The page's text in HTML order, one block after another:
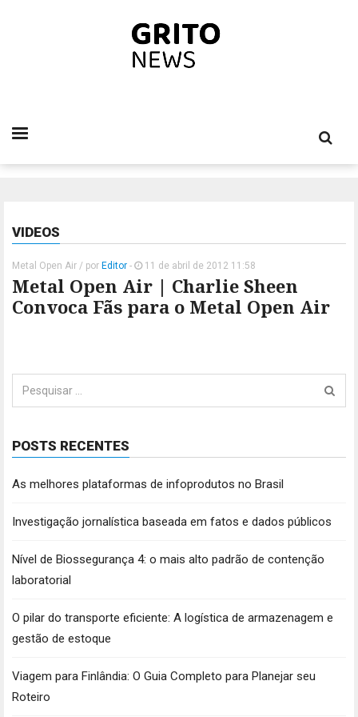
VIDEOS
Metal Open Air / por Editor - 11 de abril de 2012 11:58
Metal Open Air | Charlie Sheen
Convoca Fãs para o Metal Open Air
Pesquisar
por:
POSTS RECENTES
As melhores plataformas de infoprodutos no Brasil
Investigação jornalística baseada em fatos e dados públicos
Nível de Biossegurança 4: o mais alto padrão de contenção
laboratorial
O pilar do transporte eficiente: A logística de armazenagem e
gestão de estoque
Viagem para Finlândia: O Guia Completo para Planejar seu
Roteiro